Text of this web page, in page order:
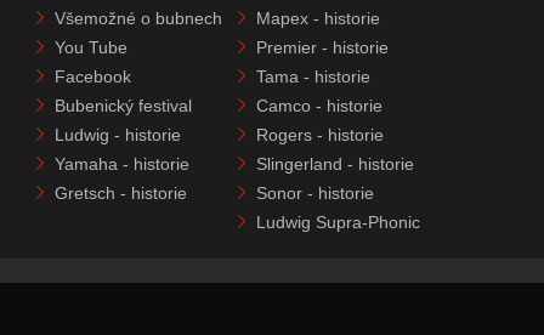
Všemožné o bubnech
You Tube
Facebook
Bubenický festival
Ludwig - historie
Yamaha - historie
Gretsch - historie
Mapex - historie
Premier - historie
Tama - historie
Camco - historie
Rogers - historie
Slingerland - historie
Sonor - historie
Ludwig Supra-Phonic